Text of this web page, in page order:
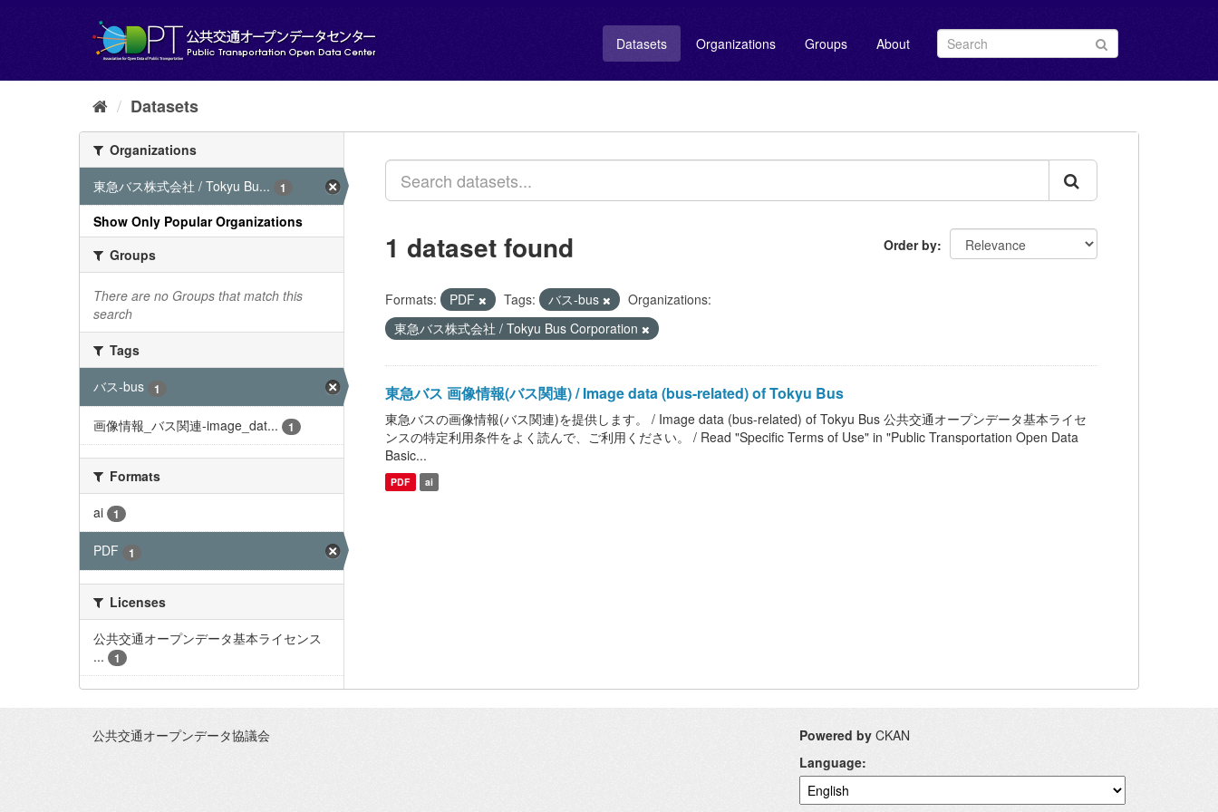
Datasets Organizations Groups About
Datasets
Organizations
東急バス株式会社 / Tokyu Bu...
1
Show Only Popular Organizations
Groups
There are no Groups that match this
search
Tags
バス-bus
1
画像情報_バス関連-image_dat... 1
Formats
ai
1
PDF 1
Licenses
公共交通オープンデータ基本ライセンス
...
1
Order by
1 dataset found
Formats: PDF Tags: バス-bus
Organizations:
東急バス株式会社 / Tokyu Bus Corporation
東急バス 画像情報(バス関連) / Image data (bus-related) of Tokyu Bus
東急バスの画像情報(バス関連)を提供します。 / Image data (bus-related) of Tokyu Bus 公共交通オープンデータ基本ライセ
ンスの特定利用条件をよく読んで、ご利用ください。 / Read "Specific Terms of Use" in "Public Transportation Open Data
Basic...
PDF ai
公共交通オープンデータ協議会 Powered by CKAN
Language